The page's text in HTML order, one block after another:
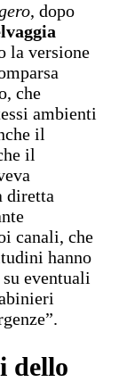
, dopo
la versione
che
ambienti
il
il
diretta
canali, che
hanno
eventuali
dello